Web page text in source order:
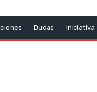
Dudas Iniciativa